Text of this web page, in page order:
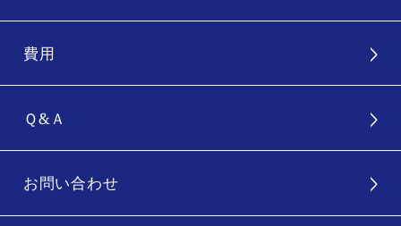
費用
Ｑ&Ａ
お問い合わせ